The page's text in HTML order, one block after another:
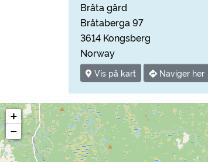
Bråta gård
Bråtaberga 97
3614 Kongsberg
Norway
Vis på kart Naviger her
+
−